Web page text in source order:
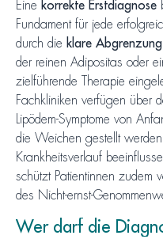
Eine korrekte Erstdiagnose
Fundament für jede
durch die klare
der reinen Adipositas oder
zielführende Therapie
Fachkliniken verfügen über
Lipödem-Symptome von
die Weichen gestellt
Krankheitsverlauf
schützt Patientinnen zudem
des Nicht-ernst-
Wer darf die